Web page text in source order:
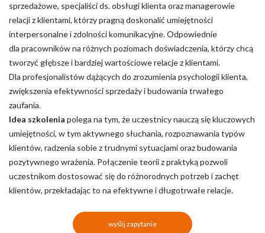
sprzedażowe, specjaliści ds. obsługi klienta oraz managerowie
relacji z klientami, którzy pragną doskonalić umiejętności
interpersonalne i zdolności komunikacyjne. Odpowiednie
dla pracowników na różnych poziomach doświadczenia, którzy chcą
tworzyć głębsze i bardziej wartościowe relacje z klientami.
Dla profesjonalistów dążących do zrozumienia psychologii klienta,
zwiększenia efektywności sprzedaży i budowania trwałego
zaufania.
Idea szkolenia polega na tym, że uczestnicy nauczą się kluczowych
umiejętności, w tym aktywnego słuchania, rozpoznawania typów
klientów, radzenia sobie z trudnymi sytuacjami oraz budowania
pozytywnego wrażenia. Połączenie teorii z praktyką pozwoli
uczestnikom dostosować się do różnorodnych potrzeb i zachęt
klientów, przekładając to na efektywne i długotrwałe relacje.
wyślij zapytanie